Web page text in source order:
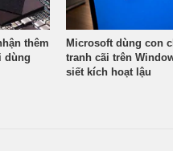
thêm
dùng
Microsoft dùng con
tranh cãi trên
siết kích hoạt lậu